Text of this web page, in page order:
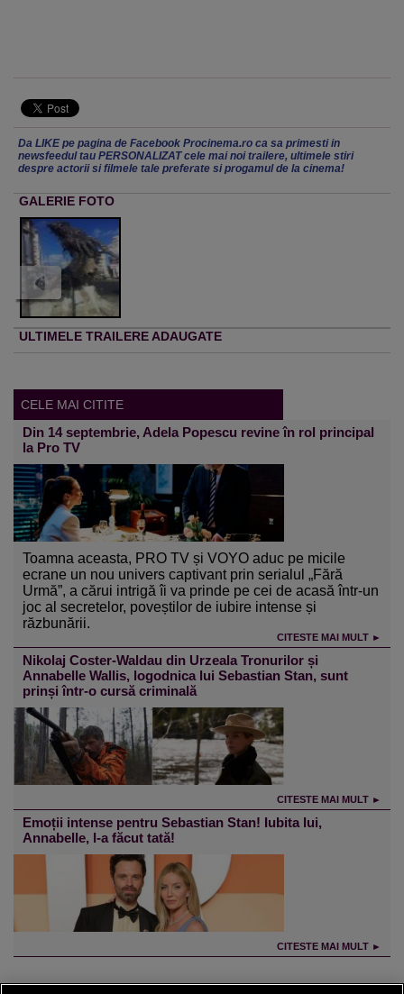
Da LIKE pe pagina de Facebook Procinema.ro ca sa primesti in
newsfeedul tau PERSONALIZAT cele mai noi trailere, ultimele stiri
despre actorii si filmele tale preferate si progamul de la cinema!
GALERIE FOTO
ULTIMELE TRAILERE ADAUGATE
CELE MAI CITITE
Din 14 septembrie, Adela Popescu revine în rol principal
la Pro TV
Toamna aceasta, PRO TV și VOYO aduc pe micile
ecrane un nou univers captivant prin serialul „Fără
Urmă”, a cărui intrigă îi va prinde pe cei de acasă într-un
joc al secretelor, poveștilor de iubire intense și
răzbunării.
CITESTE MAI MULT ►
Nikolaj Coster-Waldau din Urzeala Tronurilor și
Annabelle Wallis, logodnica lui Sebastian Stan, sunt
prinși într-o cursă criminală
CITESTE MAI MULT ►
Emoții intense pentru Sebastian Stan! Iubita lui,
Annabelle, l-a făcut tată!
CITESTE MAI MULT ►